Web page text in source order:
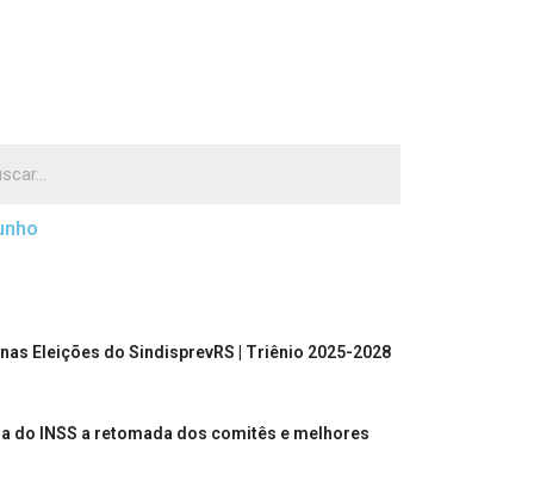
Eleições do SindisprevRS | Triênio 2025-2028
do INSS a retomada dos comitês e melhores